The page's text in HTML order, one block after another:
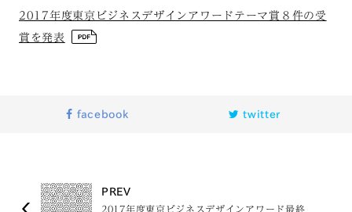
2017年度東京ビジネスデザインアワードテーマ賞８件の受
賞を発表
facebook twitter
PREV
2017年度東京ビジネスデザインアワード最終